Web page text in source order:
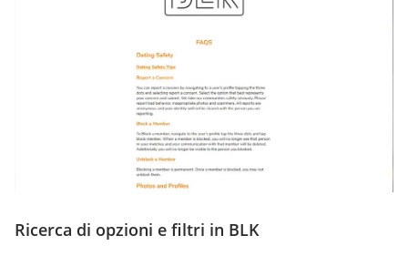
Ricerca di opzioni e filtri in BLK